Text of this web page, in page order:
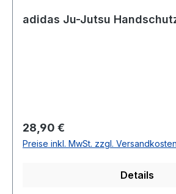
adidas Ju-Jutsu
Regulärer Preis:
28,90 €
Preise inkl. MwSt. zzgl. Versandkosten
Details